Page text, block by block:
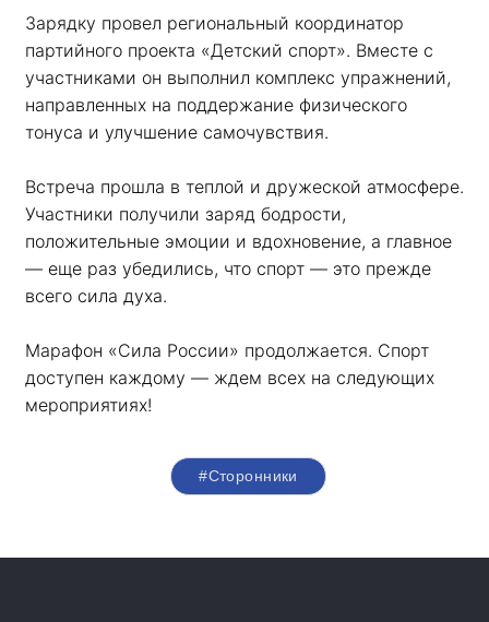
Зарядку провел региональный координатор
партийного проекта «Детский спорт». Вместе с
участниками он выполнил комплекс упражнений,
направленных на поддержание физического
тонуса и улучшение самочувствия.
Встреча прошла в теплой и дружеской атмосфере.
Участники получили заряд бодрости,
положительные эмоции и вдохновение, а главное
— еще раз убедились, что спорт — это прежде
всего сила духа.
Марафон «Сила России» продолжается. Спорт
доступен каждому — ждем всех на следующих
мероприятиях!
#Сторонники